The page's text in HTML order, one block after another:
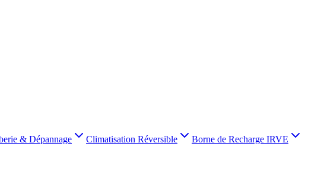
& Dépannage Climatisation Réversible
Borne de Recharge IRVE